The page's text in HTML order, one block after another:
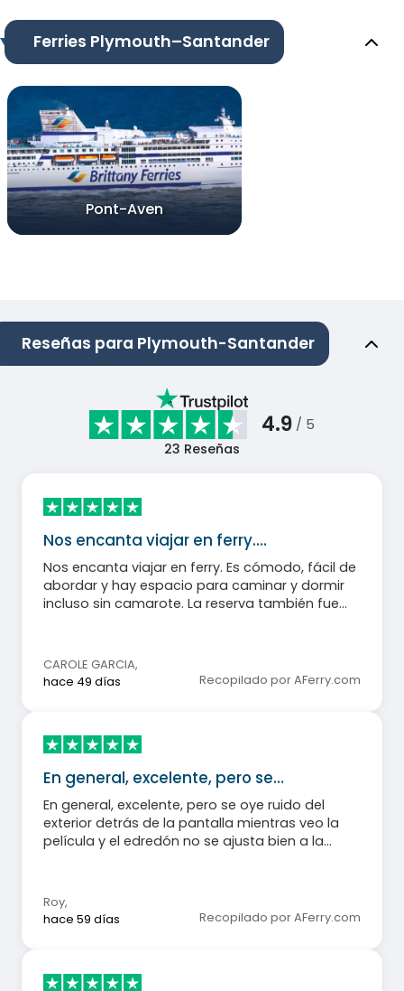
Ferries Plymouth–Santander
Pont-Aven
Reseñas para Plymouth-Santander
4.9 / 5
23 Reseñas
Nos encanta viajar en ferry.…
Nos encanta viajar en ferry. Es cómodo, fácil de
abordar y hay espacio para caminar y dormir
incluso sin camarote. La reserva también fue
CAROLE GARCIA,
hace 49 días
Recopilado por AFerry.com
En general, excelente, pero se…
En general, excelente, pero se oye ruido del
exterior detrás de la pantalla mientras veo la
película y el edredón no se ajusta bien a la
Roy,
hace 59 días
Recopilado por AFerry.com